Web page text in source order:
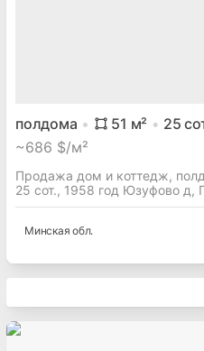
полдома 51 м² 25
~686 $/м²
Продажа дом и коттедж,
25 сот., 1958 год Юзуфово д,
Минская обл.